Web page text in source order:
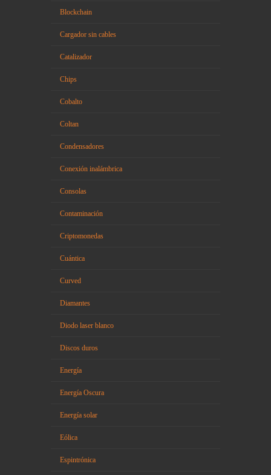
Blockchain
Cargador sin cables
Catalizador
Chips
Cobalto
Coltan
Condensadores
Conexión inalámbrica
Consolas
Contaminación
Criptomonedas
Cuántica
Curved
Diamantes
Diodo laser blanco
Discos duros
Energía
Energía Oscura
Energía solar
Eólica
Espintrónica